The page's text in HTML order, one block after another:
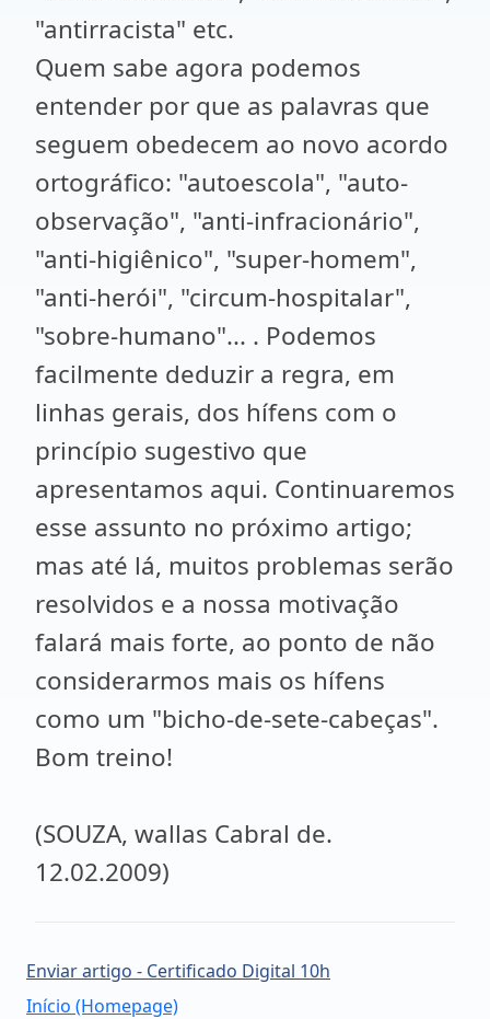
"antirracista" etc.
Quem sabe agora podemos
entender por que as palavras que
seguem obedecem ao novo acordo
ortográfico: "autoescola", "auto-
observação", "anti-infracionário",
"anti-higiênico", "super-homem",
"anti-herói", "circum-hospitalar",
"sobre-humano"... . Podemos
facilmente deduzir a regra, em
linhas gerais, dos hífens com o
princípio sugestivo que
apresentamos aqui. Continuaremos
esse assunto no próximo artigo;
mas até lá, muitos problemas serão
resolvidos e a nossa motivação
falará mais forte, ao ponto de não
considerarmos mais os hífens
como um "bicho-de-sete-cabeças".
Bom treino!
(SOUZA, wallas Cabral de.
12.02.2009)
Enviar artigo - Certificado Digital 10h
Início (Homepage)